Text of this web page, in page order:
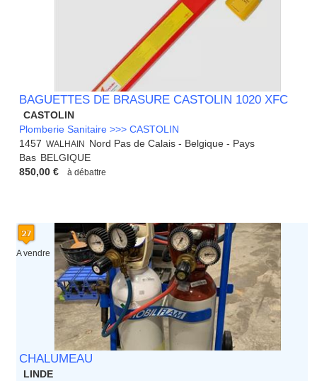
BAGUETTES DE BRASURE CASTOLIN 1020 XFC
CASTOLIN
Plomberie Sanitaire >>> CASTOLIN
1457 WALHAIN
Nord Pas de Calais - Belgique - Pays
Bas BELGIQUE
850,00 €
à débattre
A vendre
CHALUMEAU
LINDE